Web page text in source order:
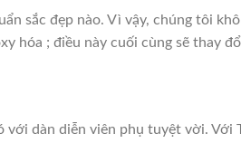
sắc đẹp nào. Vì vậy, chúng tôi
hóa ; điều này cuối cùng sẽ thay
dàn diễn viên phụ tuyệt vời. Với